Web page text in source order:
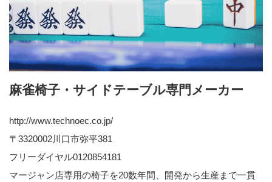
麻雀椅子・サイドテーブル専門メーカー
http://www.technoec.co.jp/
〒3320002川口市弥平381
フリーダイヤル0120854181
マージャン店専用の椅子を20数年間、開発から生産まで一貫